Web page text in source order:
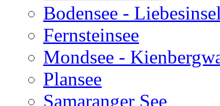
Bodensee -
Fernsteinsee
Mondsee -
Plansee
Samaranger See